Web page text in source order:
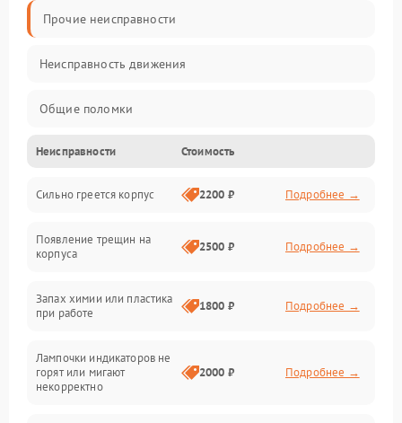
Прочие неисправности
Неисправность движения
Общие поломки
Неисправность датчиков
Неисправность программного обеспечения
Проблемы с сигналом
Батарея
Неисправности Стоимость
Сильно греется корпус 2200 ₽ Подробнее →
Появление трещин на
корпуса
2500 ₽ Подробнее →
Запах химии или пластика
при работе
1800 ₽ Подробнее →
Лампочки индикаторов не
горят или мигают
некорректно
2000 ₽ Подробнее →